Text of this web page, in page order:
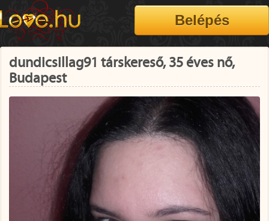
dundicsillag91 társkereső, 35 éves nő,
Budapest